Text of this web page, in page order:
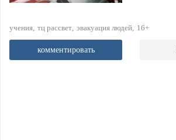
учения тц рассвет эвакуация людей 16+
комментировать